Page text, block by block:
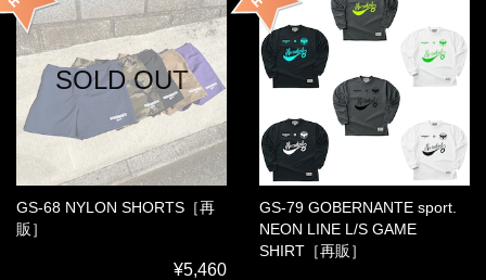
SOLD OUT
GS-68 NYLON SHORTS［再
販］
¥5,460
GS-79 GOBERNANTE sport.
NEON LINE L/S GAME
SHIRT［再販］